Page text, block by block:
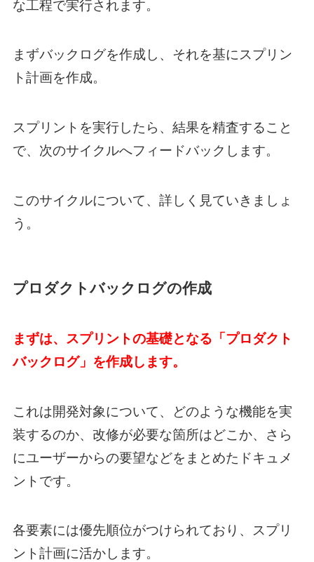
な工程で実行されます。
まずバックログを作成し、それを基にスプリン
ト計画を作成。
スプリントを実行したら、結果を精査すること
で、次のサイクルへフィードバックします。
このサイクルについて、詳しく見ていきましょ
う。
プロダクトバックログの作成
まずは、スプリントの基礎となる「プロダクト
バックログ」を作成します。
これは開発対象について、どのような機能を実
装するのか、改修が必要な箇所はどこか、さら
にユーザーからの要望などをまとめたドキュメ
ントです。
各要素には優先順位がつけられており、スプリ
ント計画に活かします。